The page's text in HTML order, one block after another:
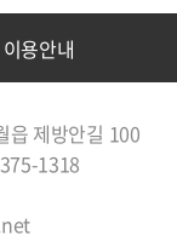
이용안내
읍 제방안길 100
1318